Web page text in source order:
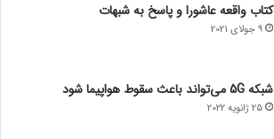
کتاب واقعه عاشورا و پاسخ به شبهات
9 جولای 2021
شبکه 5G می‌تواند باعث سقوط هواپیما شود
25 ژانویه 2022